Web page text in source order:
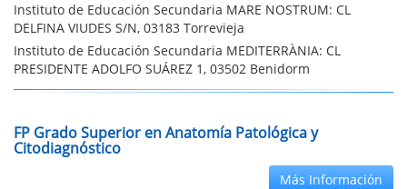
Instituto de Educación Secundaria MARE NOSTRUM: CL
DELFINA VIUDES S/N, 03183 Torrevieja
Instituto de Educación Secundaria MEDITERRÀNIA: CL
PRESIDENTE ADOLFO SUÁREZ 1, 03502 Benidorm
FP Grado Superior en Anatomía Patológica y
Citodiagnóstico
Más Información